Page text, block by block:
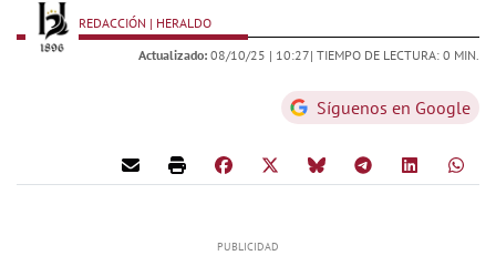
REDACCIÓN | HERALDO
Actualizado: 08/10/25 | 10:27| TIEMPO DE LECTURA: 0 MIN.
Síguenos en Google